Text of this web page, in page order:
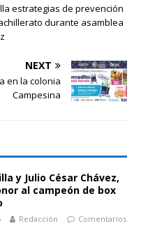
estrategias de prevención
durante asamblea
NEXT
en la colonia
Campesina
y Julio César Chávez,
al campeón de box
Redacción
Comentarios